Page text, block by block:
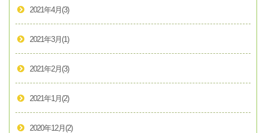
2021年4月 (3)
2021年3月 (1)
2021年2月 (3)
2021年1月 (2)
2020年12月 (2)